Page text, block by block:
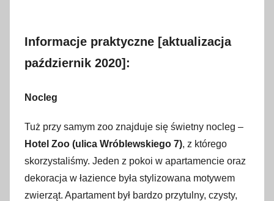
Informacje praktyczne [aktualizacja
październik 2020]:
Nocleg
Tuż przy samym zoo znajduje się świetny nocleg –
Hotel Zoo (ulica Wróblewskiego 7), z którego
skorzystaliśmy. Jeden z pokoi w apartamencie oraz
dekoracja w łazience była stylizowana motywem
zwierząt. Apartament był bardzo przytulny, czysty,